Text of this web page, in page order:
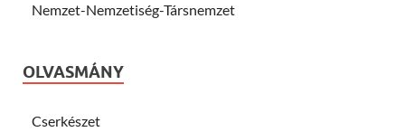
Nemzet-Nemzetiség-Társnemzet
OLVASMÁNY
Cserkészet